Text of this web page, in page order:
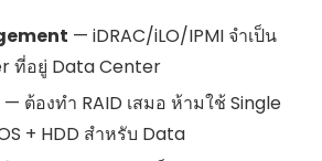
— iDRAC/iLO/IPMI จำเป็น
ที่อยู่ Data Center
— ต้องทำ RAID เสมอ ห้ามใช้ Single
+ HDD สำหรับ Data